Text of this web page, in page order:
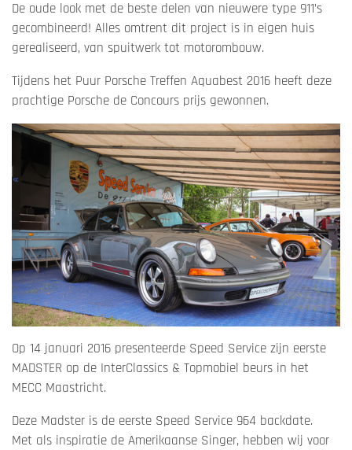
De oude look met de beste delen van nieuwere type 911’s
gecombineerd! Alles omtrent dit project is in eigen huis
gerealiseerd, van spuitwerk tot motorombouw.
Tijdens het Puur Porsche Treffen Aquabest 2016 heeft deze
prachtige Porsche de Concours prijs gewonnen.
Op 14 januari 2016 presenteerde Speed Service zijn eerste
MADSTER op de InterClassics & Topmobiel beurs in het
MECC Maastricht.
Deze Madster is de eerste Speed Service 964 backdate.
Met als inspiratie de Amerikaanse Singer, hebben wij voor